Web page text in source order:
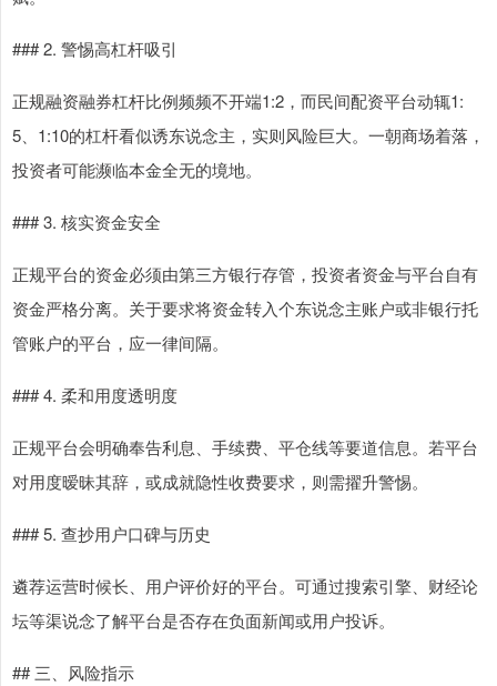
### 2. 警惕高杠杆吸引
正规融资融券杠杆比例频频不开端1:2，而民间配资平台动辄1:
5、1:10的杠杆看似诱东说念主，实则风险巨大。一朝商场着落，
投资者可能濒临本金全无的境地。
### 3. 核实资金安全
正规平台的资金必须由第三方银行存管，投资者资金与平台自有
资金严格分离。关于要求将资金转入个东说念主账户或非银行托
管账户的平台，应一律间隔。
### 4. 柔和用度透明度
正规平台会明确奉告利息、手续费、平仓线等要道信息。若平台
对用度暧昧其辞，或成就隐性收费要求，则需擢升警惕。
### 5. 查抄用户口碑与历史
遴荐运营时候长、用户评价好的平台。可通过搜索引擎、财经论
坛等渠说念了解平台是否存在负面新闻或用户投诉。
## 三、风险指示